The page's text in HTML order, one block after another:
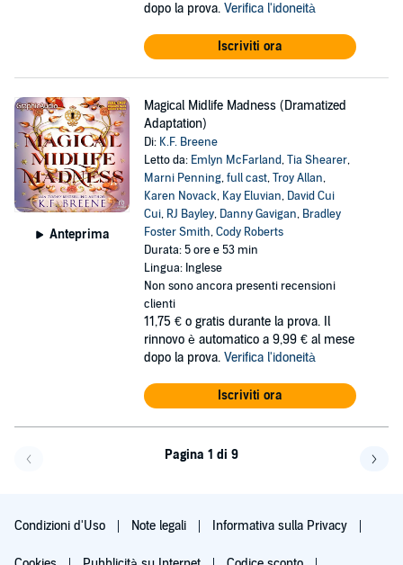
dopo la prova. Verifica l'idoneità
Iscriviti ora
Anteprima
Magical Midlife Madness (Dramatized
Adaptation)
Di: K.F. Breene
Letto da: Emlyn McFarland,Tia Shearer,
Marni Penning,full cast,Troy Allan,
Karen Novack, Kay Eluvian, David Cui
Cui, RJ Bayley, Danny Gavigan, Bradley
Foster Smith,Cody Roberts
Durata: 5 ore e 53 min
Lingua: Inglese
Non sono ancora presenti recensioni
clienti
11,75 € o gratis durante la prova. Il
rinnovo è automatico a 9,99 € al mese
dopo la prova. Verifica l'idoneità
Iscriviti ora
Pagina 1 di 9
Condizioni d'Uso Note legali Informativa sulla Privacy